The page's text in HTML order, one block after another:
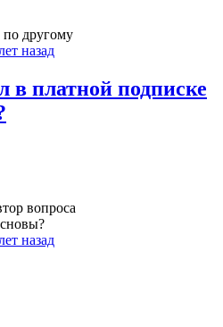
по другому
назад
в платной подписке
вопроса
назад